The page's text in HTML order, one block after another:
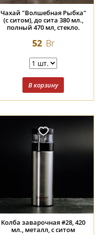
Чахай "Волшебная Рыбка"
(с ситом), до сита 380 мл.,
полный 470 мл, стекло.
52 Br
Колба заварочная #28, 420
мл., металл, с ситом